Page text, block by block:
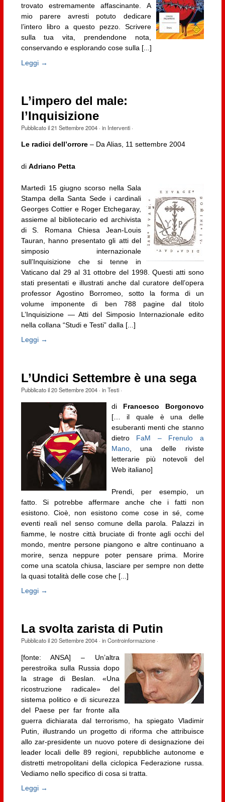
trovato estremamente affascinante. A
mio parere avresti potuto dedicare
l’intero libro a questo pezzo. Scrivere
sulla tua vita, prendendone nota,
conservando e esplorando cose sulla [...]
Leggi →
L’impero del male:
l’Inquisizione
Pubblicato il21 Settembre 2004· in Interventi·
Le radici dell’orrore– Da Alias, 11 settembre 2004
di Adriano Petta
Martedì 15 giugno scorso nella Sala
Stampa della Santa Sede i cardinali
Georges Cottier e Roger Etchegaray,
assieme al bibliotecario ed archivista
di S. Romana Chiesa Jean-Louis
Tauran, hanno presentato gli atti del
simposio internazionale
sull’Inquisizione che si tenne in
Vaticano dal 29 al 31 ottobre del 1998. Questi atti sono
stati presentati e illustrati anche dal curatore dell’opera
professor Agostino Borromeo, sotto la forma di un
volume imponente di ben 788 pagine dal titolo
L’Inquisizione — Atti del Simposio Internazionale edito
nella collana “Studi e Testi” dalla [...]
Leggi →
L’Undici Settembre è una sega
Pubblicato il20 Settembre 2004· inTesti·
di Francesco Borgonovo
[… il quale è una delle
esuberanti menti che stanno
dietro FaM – Frenulo a
Mano, una delle riviste
letterarie più notevoli del
Web italiano]
Prendi, per esempio, un
fatto. Si potrebbe affermare anche che i fatti non
esistono. Cioè, non esistono come cose in sé, come
eventi reali nel senso comune della parola. Palazzi in
fiamme, le nostre città bruciate di fronte agli occhi del
mondo, mentre persone piangono e altre continuano a
morire, senza neppure poter pensare prima. Morire
come una scatola chiusa, lasciare per sempre non dette
la quasi totalità delle cose che [...]
Leggi →
La svolta zarista di Putin
Pubblicato il20 Settembre 2004· inControinformazione·
[fonte: ANSA] – Un’altra
perestroika sulla Russia dopo
la strage di Beslan. «Una
ricostruzione radicale» del
sistema politico e di sicurezza
del Paese per far fronte alla
guerra dichiarata dal terrorismo, ha spiegato Vladimir
Putin, illustrando un progetto di riforma che attribuisce
allo zar-presidente un nuovo potere di designazione dei
leader locali delle 89 regioni, repubbliche autonome e
distretti metropolitani della ciclopica Federazione russa.
Vediamo nello specifico di cosa si tratta.
Leggi →